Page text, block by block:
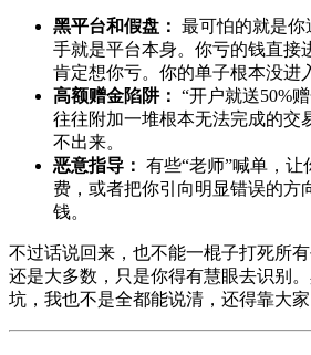
黑平台和假盘： 最可怕的就是
手就是平台本身。你亏的钱直接
肯定想你亏。你的单子根本没进
高额赠金陷阱： “开户就送50%
往往附加一堆根本无法完成的交
不出来。
恶意指导： 有些“老师”喊单，
费，或者把你引向明显错误的方
钱。
不过话说回来，也不能一棍子打死所
还是大多数，只是你得有慧眼去识别
坑，我也不是全都能说清，还得靠大家